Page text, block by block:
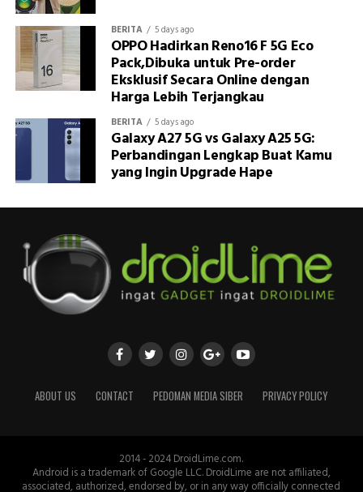
BERITA 5 days ago
OPPO Hadirkan Reno16 F 5G Eco
Pack,Dibuka untuk Pre-order
Eksklusif Secara Online dengan
Harga Lebih Terjangkau
BERITA 5 days ago
Galaxy A27 5G vs Galaxy A25 5G:
Perbandingan Lengkap Buat Kamu
yang Ingin Upgrade Hape
ABOUT US CONTACT PEDOMAN MEDIA SIBER PRIVACY POLICY
2014 - 2024 DroidLime.com.
Android is a trademark of Google LLC. DroidLime are not affiliated,
associated, authorized, endorsed by, or in any way officially connected